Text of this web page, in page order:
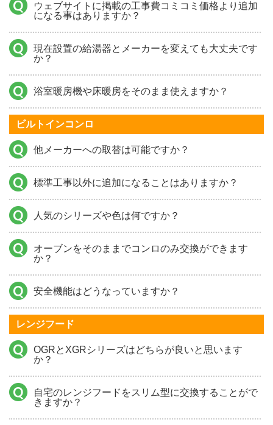
ウェブサイトに掲載の工事費コミコミ価格より追加
になる事はありますか？
現在設置の給湯器とメーカーを変えても大丈夫です
か？
浴室暖房機や床暖房をそのまま使えますか？
ビルトインコンロ
他メーカーへの取替は可能ですか？
標準工事以外に追加になることはありますか？
人気のシリーズや色は何ですか？
オーブンをそのままでコンロのみ交換ができます
か？
安全機能はどうなっていますか？
レンジフード
OGRとXGRシリーズはどちらが良いと思います
か？
自宅のレンジフードをスリム型に交換することがで
きますか？